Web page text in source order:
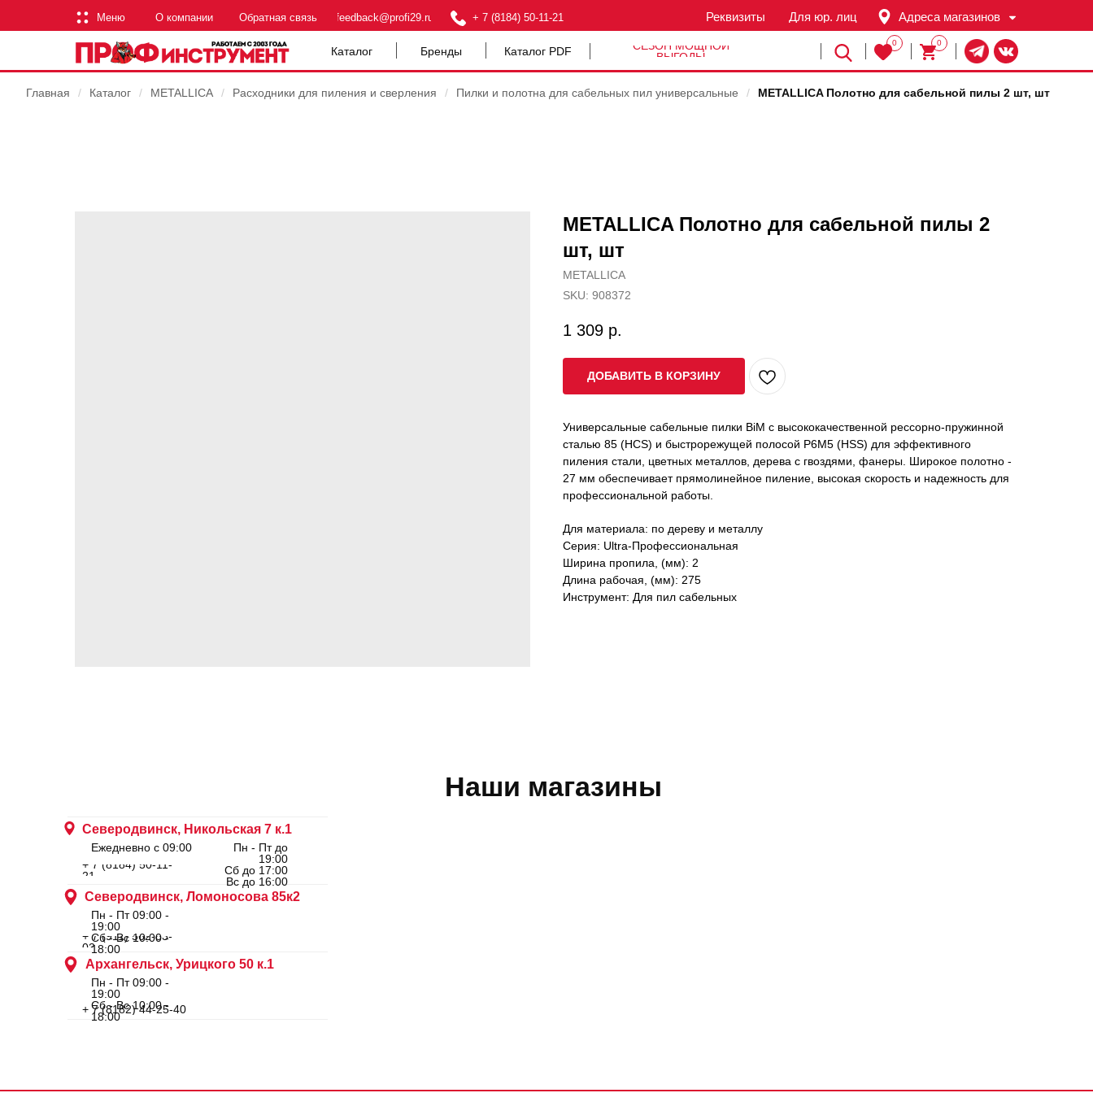
Меню + 7 (8184) 50-11-21
Обратная связь feedback@profi29.ru Для юр. лиц
Реквизиты
О компании
Каталог
Адреса магазинов
0
0
Бренды Каталог PDF
СЕЗОН МОЩНОЙ
ВЫГОДЫ
Главная / Каталог / METALLICA / Расходники для пиления и сверления / Пилки и полотна для сабельных пил универсальные / METALLICA Полотно для сабельной пилы 2 шт, шт
METALLICA Полотно для сабельной пилы 2
шт, шт
METALLICA
SKU: 908372
1 309 р.
ДОБАВИТЬ В КОРЗИНУ
Универсальные сабельные пилки BiM с высококачественной рессорно-пружинной
сталью 85 (HCS) и быстрорежущей полосой Р6М5 (HSS) для эффективного
пиления стали, цветных металлов, дерева с гвоздями, фанеры. Широкое полотно -
27 мм обеспечивает прямолинейное пиление, высокая скорость и надежность для
профессиональной работы.
Для материала: по дереву и металлу
Серия: Ultra-Профессиональная
Ширина пропила, (мм): 2
Длина рабочая, (мм): 275
Инструмент: Для пил сабельных
Наши магазины
Архангельск, Урицкого 50 к.1
Северодвинск, Ломоносова 85к2
Северодвинск, Никольская 7 к.1
Ежедневно с 09:00
Пн - Пт до
19:00
Сб до 17:00
Вс до 16:00
Пн - Пт 09:00 -
19:00
Сб - Вс 10:00 -
18:00
Пн - Пт 09:00 -
19:00
Сб - Вс 10:00 -
18:00
+ 7 (8184) 50-11-
21
+ 7 (911) 562-83-
03
+ 7 (8182) 44-25-40